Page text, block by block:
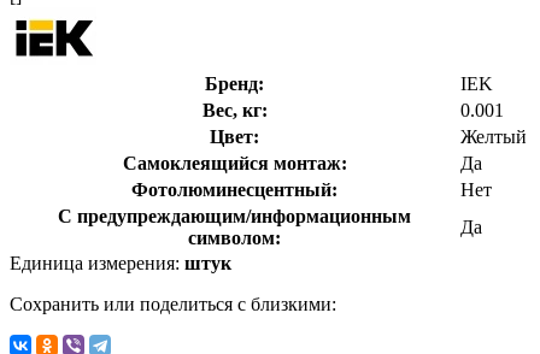
Бренд:
IEK
Вес, кг:
0.001
Цвет:
Желтый
Самоклеящийся монтаж:
Да
Фотолюминесцентный:
Нет
С предупреждающим/информационным
символом:
Да
Единица измерения: штук
Сохранить или поделиться с близкими: